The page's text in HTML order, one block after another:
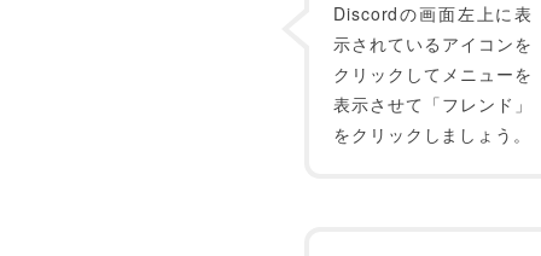
Discordの画面左上に表
示されているアイコンを
クリックしてメニューを
表示させて「フレンド」
をクリックしましょう。